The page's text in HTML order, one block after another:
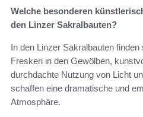
Welche besonderen
den Linzer Sakralbauten?
In den Linzer Sakralbauten
Fresken in den Gewölben,
durchdachte Nutzung von Licht
schaffen eine dramatische und
Atmosphäre.